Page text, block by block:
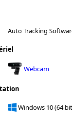
Auto Tracking
Webcam
Windows 10 (64